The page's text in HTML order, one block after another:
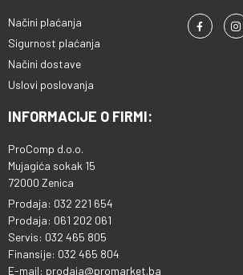
Načini plaćanja
Sigurnost plaćanja
Načini dostave
Uslovi poslovanja
INFORMACIJE O FIRMI:
ProComp d.o.o.
Mujagića sokak 15
72000 Zenica
Prodaja: 032 221 654
Prodaja: 061 202 061
Servis: 032 465 805
Finansije: 032 465 804
E-mail: prodaja@promarket.ba